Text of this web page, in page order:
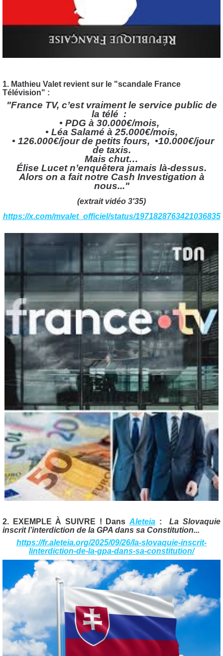
1. Mathieu Valet revient sur le "scandale France
Télévision" :
"France TV, c’est vraiment le service public de
la télé :
• PDG à 30.000€/mois,
• Léa Salamé à 25.000€/mois,
• 126.000€/jour de petits fours, •10.000€/jour
de taxis.
Mais chut…
Élise Lucet n’enquêtera jamais là-dessus.
Alors on a fait notre Cash Investigation à
nous..."
(extrait vidéo 3'35)
https://x.com/mvalet_officiel/status/1971828763421036835
2. EXEMPLE À SUIVRE ! DansAleteia :La Slovaquie
inscrit l’interdiction de la GPA dans sa Constitution...
https://fr.aleteia.org/2025/09/26/la-slovaquie-inscrit-
linterdiction-de-la-gpa-dans-sa-constitution/